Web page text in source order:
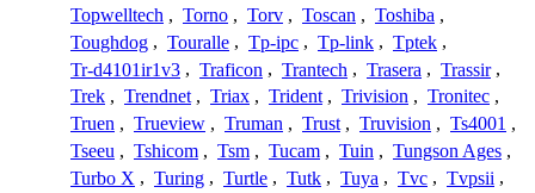
Topwelltech , Torno , Torv , Toscan , Toshiba ,
Toughdog , Touralle , Tp-ipc , Tp-link , Tptek ,
Tr-d4101ir1v3 , Traficon , Trantech , Trasera , Trassir ,
Trek , Trendnet , Triax , Trident , Trivision , Tronitec ,
Truen , Trueview , Truman , Trust , Truvision , Ts4001 ,
Tseeu , Tshicom , Tsm , Tucam , Tuin , Tungson Ages ,
Turbo X , Turing , Turtle , Tutk , Tuya , Tvc , Tvpsii ,